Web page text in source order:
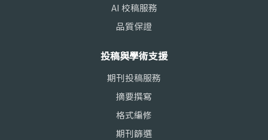
AI 校稿服務
品質保證
投稿與學術支援
期刊投稿服務
摘要撰寫
格式編修
期刊篩選